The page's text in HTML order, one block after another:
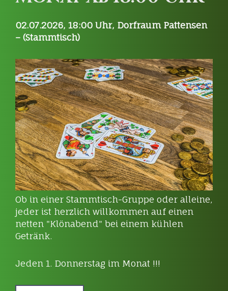
02.07.2026, 18:00 Uhr, Dorfraum Pattensen
– (Stammtisch)
Ob in einer Stammtisch-Gruppe oder alleine,
jeder ist herzlich willkommen auf einen
netten "Klönabend" bei einem kühlen
Getränk.
Jeden 1. Donnerstag im Monat !!!